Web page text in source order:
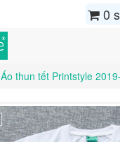
0
Áo thun tết Printstyle